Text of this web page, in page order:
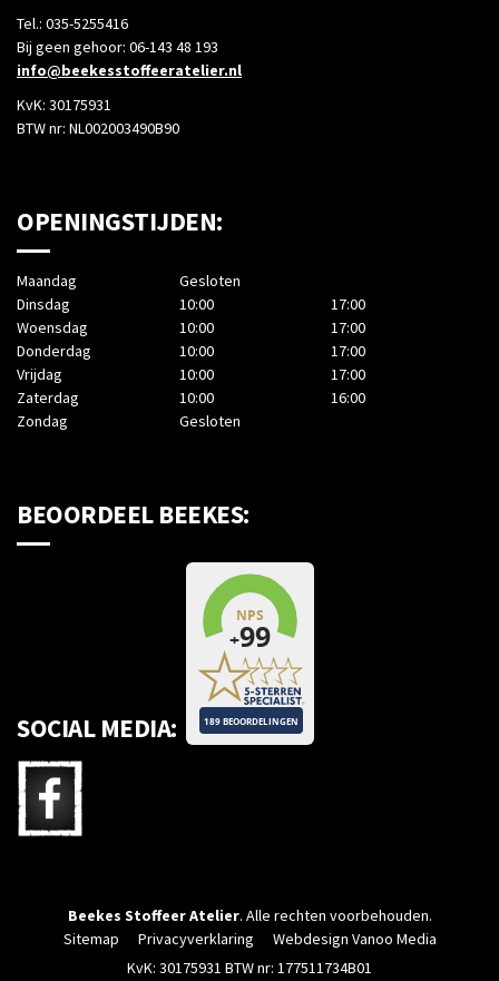
Tel.: 035-5255416
Bij geen gehoor: 06-143 48 193
info@beekesstoffeeratelier.nl
KvK: 30175931
BTW nr: NL002003490B90
OPENINGSTIJDEN:
Maandag
Gesloten
Dinsdag
10:00
17:00
Woensdag
10:00
17:00
Donderdag
10:00
17:00
Vrijdag
10:00
17:00
Zaterdag
10:00
16:00
Zondag
Gesloten
BEOORDEEL BEEKES:
SOCIAL MEDIA:
Beekes Stoffeer Atelier. Alle rechten voorbehouden.
Sitemap
Privacyverklaring
Webdesign Vanoo Media
KvK: 30175931 BTW nr: 177511734B01